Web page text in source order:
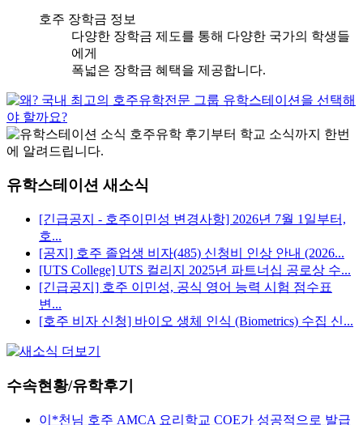
호주 장학금 정보
다양한 장학금 제도를 통해 다양한 국가의 학생들
에게
폭넓은 장학금 혜택을 제공합니다.
유학스테이션 새소식
[긴급공지 - 호주이민성 변경사항] 2026년 7월 1일부터,
호...
[공지] 호주 졸업생 비자(485) 신청비 인상 안내 (2026...
[UTS College] UTS 컬리지 2025년 파트너십 공로상 수...
[긴급공지] 호주 이민성, 공식 영어 능력 시험 점수표
변...
[호주 비자 신청] 바이오 생체 인식 (Biometrics) 수집 신...
수속현황/유학후기
이*천님 호주 AMCA 요리학교 COE가 성공적으로 발급